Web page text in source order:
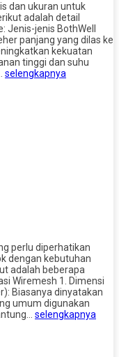
dan ukuran untuk
adalah detail
Jenis-jenis BothWell
panjang yang dilas ke
kekuatan
tinggi dan suhu
selengkapnya
perlu diperhatikan
dengan kebutuhan
adalah beberapa
Wiremesh 1. Dimensi
Biasanya dinyatakan
umum digunakan
selengkapnya